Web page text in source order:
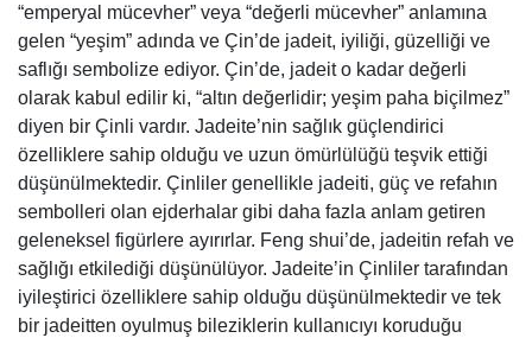
“emperyal mücevher” veya “değerli mücevher” anlamına
gelen “yeşim” adında ve Çin’de jadeit, iyiliği, güzelliği ve
saflığı sembolize ediyor. Çin’de, jadeit o kadar değerli
olarak kabul edilir ki, “altın değerlidir; yeşim paha biçilmez”
diyen bir Çinli vardır. Jadeite’nin sağlık güçlendirici
özelliklere sahip olduğu ve uzun ömürlülüğü teşvik ettiği
düşünülmektedir. Çinliler genellikle jadeiti, güç ve refahın
sembolleri olan ejderhalar gibi daha fazla anlam getiren
geleneksel figürlere ayırırlar. Feng shui’de, jadeitin refah ve
sağlığı etkilediği düşünülüyor. Jadeite’in Çinliler tarafından
iyileştirici özelliklere sahip olduğu düşünülmektedir ve tek
bir jadeitten oyulmuş bileziklerin kullanıcıyı koruduğu